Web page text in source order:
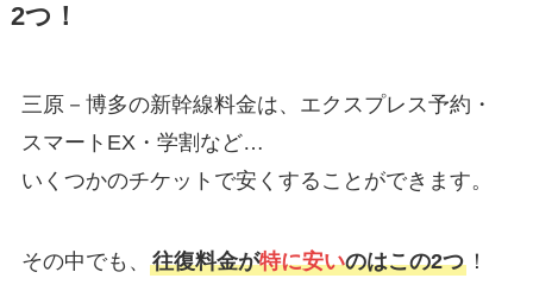
2つ！
三原－博多の新幹線料金は、エクスプレス予約・
スマートEX・学割など…
いくつかのチケットで安くすることができます。
その中でも、 往復料金が特に安いのはこの2つ！